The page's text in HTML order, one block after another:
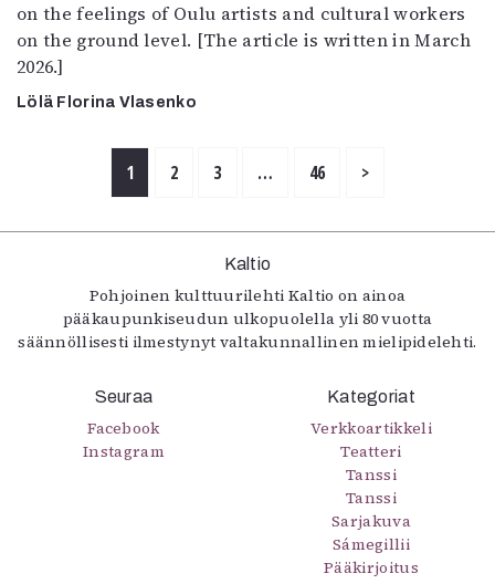
on the feelings of Oulu artists and cultural workers
on the ground level. [The article is written in March
2026.]
Lölä Florina Vlasenko
1 2 3 … 46 >
Kaltio
Pohjoinen kulttuurilehti Kaltio on ainoa
pääkaupunkiseudun ulkopuolella yli 80 vuotta
säännöllisesti ilmestynyt valtakunnallinen mielipidelehti.
Seuraa
Facebook
Instagram
Kategoriat
Verkkoartikkeli
Teatteri
Tanssi
Tanssi
Sarjakuva
Sámegillii
Pääkirjoitus